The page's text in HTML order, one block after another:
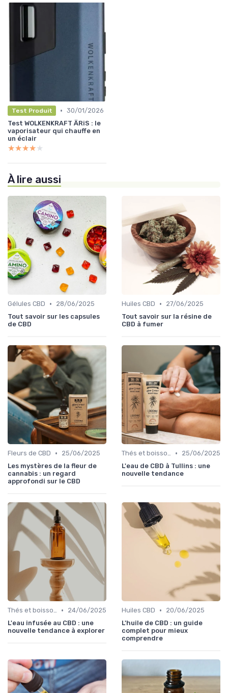
Test Produit • 30/01/2026
Test WOLKENKRAFT ÄRiS : le
vaporisateur qui chauffe en
un éclair
★★★★★
★★★★★
À lire aussi
Gélules CBD •
28/06/2025
Tout savoir sur les capsules
de CBD
Huiles CBD •
27/06/2025
Tout savoir sur la résine de
CBD à fumer
Fleurs de CBD •
25/06/2025
Les mystères de la fleur de
cannabis : un regard
approfondi sur le CBD
Thés et boissons infusés •
25/06/2025
L'eau de CBD à Tullins : une
nouvelle tendance
Thés et boissons infusés •
24/06/2025
L'eau infusée au CBD : une
nouvelle tendance à explorer
Huiles CBD •
20/06/2025
L'huile de CBD : un guide
complet pour mieux
comprendre